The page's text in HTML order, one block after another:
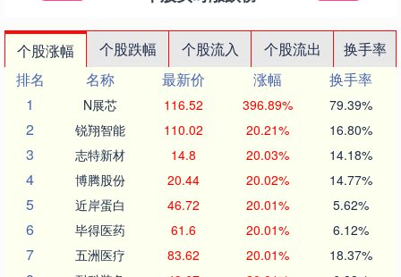
个股涨幅 个股跌幅 个股流入 个股流出
换手率
排名
名称 最新价 涨幅
换手率
1
N展芯 116.52 396.89% 79.39%
2 锐翔智能 110.02 20.21% 16.80%
3 志特新材 14.8 20.03% 14.18%
4 博腾股份 20.44 20.02% 14.77%
5 近岸蛋白 46.72 20.01% 5.62%
6 毕得医药 61.6 20.01% 6.12%
7 五洲医疗 83.62 20.01% 18.37%